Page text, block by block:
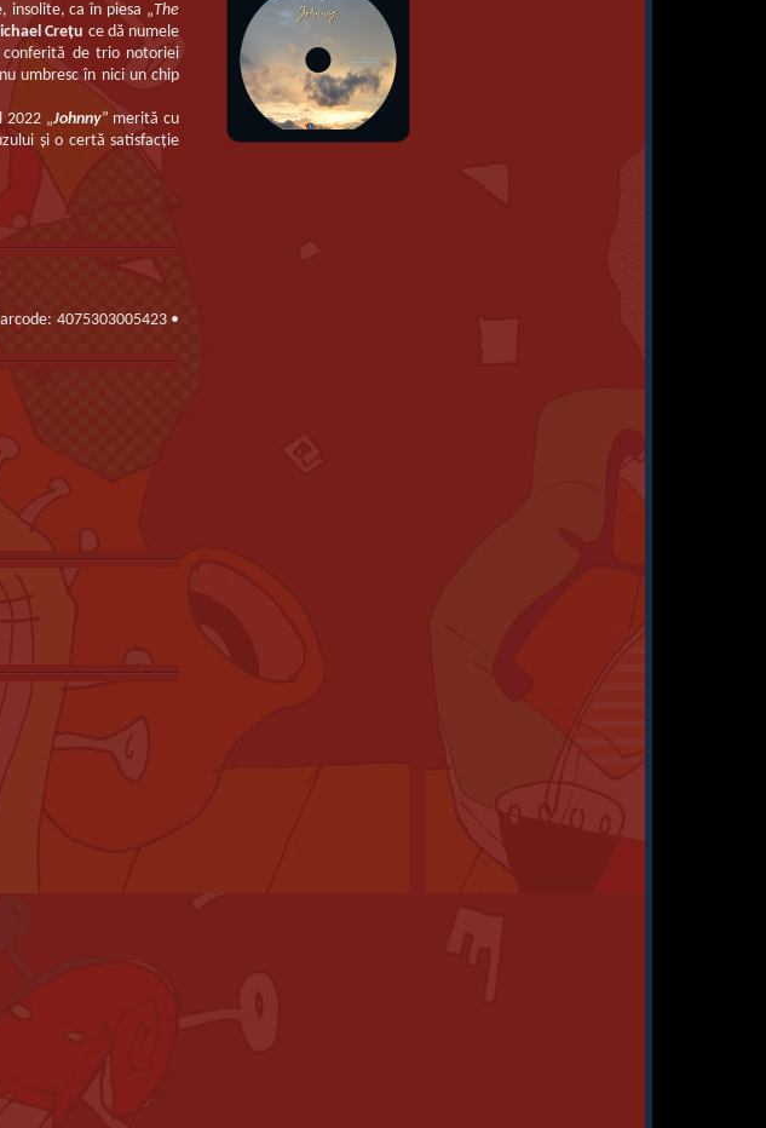
insolite, ca în piesa „The
Creţu ce dă numele
conferită de trio notoriei
umbresc în nici un chip
2022 „Johnny” merită cu
şi o certă satisfacţie
4075303005423 •